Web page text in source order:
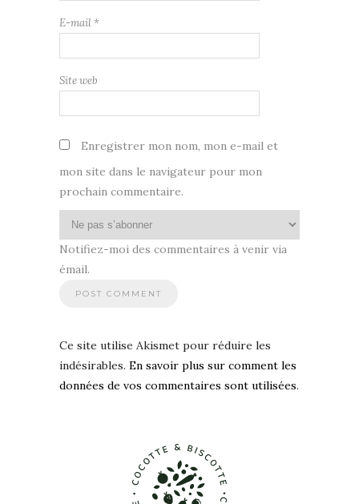
E-mail *
Site web
Enregistrer mon nom, mon e-mail et
mon site dans le navigateur pour mon
prochain commentaire.
Notifiez-moi des commentaires à venir via
émail.
Ce site utilise Akismet pour réduire les
indésirables. En savoir plus sur comment les
données de vos commentaires sont utilisées.